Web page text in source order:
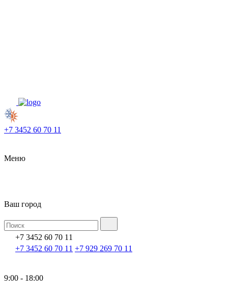
+7 3452 60 70 11
Меню
Ваш город
+7 3452 60 70 11
+7 3452 60 70 11 +7 929 269 70 11
9:00 - 18:00